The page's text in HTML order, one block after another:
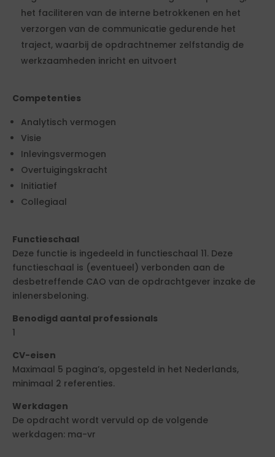
het faciliteren van de interne betrokkenen en het
verzorgen van de communicatie gedurende het
traject, waarbij de opdrachtnemer zelfstandig de
werkzaamheden inricht en uitvoert
Competenties
Analytisch vermogen
Visie
Inlevingsvermogen
Overtuigingskracht
Initiatief
Collegiaal
Functieschaal
Deze functie is ingedeeld in functieschaal 11. Deze
functieschaal is (eventueel) verbonden aan de
desbetreffende CAO van de opdrachtgever inzake de
inlenersbeloning.
Benodigd aantal professionals
1
CV-eisen
Maximaal 5 pagina’s, opgesteld in het Nederlands,
minimaal 2 referenties.
Werkdagen
De opdracht wordt vervuld op de volgende
werkdagen: ma-vr